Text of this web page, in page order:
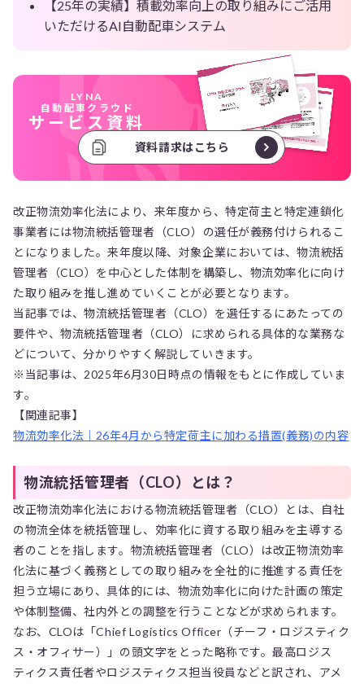
【25年の実績】積載効率向上の取り組みにご活用
いただけるAI自動配車システム
LYNA
自動配車クラウド
サービス資料
資料請求はこちら
改正物流効率化法により、来年度から、特定荷主と特定連鎖化
事業者には物流統括管理者（CLO）の選任が義務付けられるこ
とになりました。来年度以降、対象企業においては、物流統括
管理者（CLO）を中心とした体制を構築し、物流効率化に向け
た取り組みを推し進めていくことが必要となります。
当記事では、物流統括管理者（CLO）を選任するにあたっての
要件や、物流統括管理者（CLO）に求められる具体的な業務な
どについて、分かりやすく解説していきます。
※当記事は、2025年6月30日時点の情報をもとに作成していま
す。
【関連記事】
物流効率化法｜26年4月から特定荷主に加わる措置(義務)の内容
物流統括管理者（CLO）とは？
改正物流効率化法における物流統括管理者（CLO）とは、自社
の物流全体を統括管理し、効率化に資する取り組みを主導する
者のことを指します。物流統括管理者（CLO）は改正物流効率
化法に基づく義務としての取り組みを全社的に推進する責任を
担う立場にあり、具体的には、物流効率化に向けた計画の策定
や体制整備、社内外との調整を行うことなどが求められます。
なお、CLOは「Chief Logistics Officer（チーフ・ロジスティク
ス・オフィサー）」の頭文字をとった略称です。最高ロジス
ティクス責任者やロジスティクス担当役員などと訳され、アメ